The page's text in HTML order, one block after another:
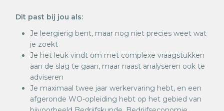
Dit past bij jou als:
Je leergierig bent, maar nog niet precies weet wat
je zoekt
Je het leuk vindt om met complexe vraagstukken
aan de slag te gaan, maar naast analyseren ook te
adviseren
Je maximaal twee jaar werkervaring hebt, en een
afgeronde WO-opleiding hebt op het gebied van